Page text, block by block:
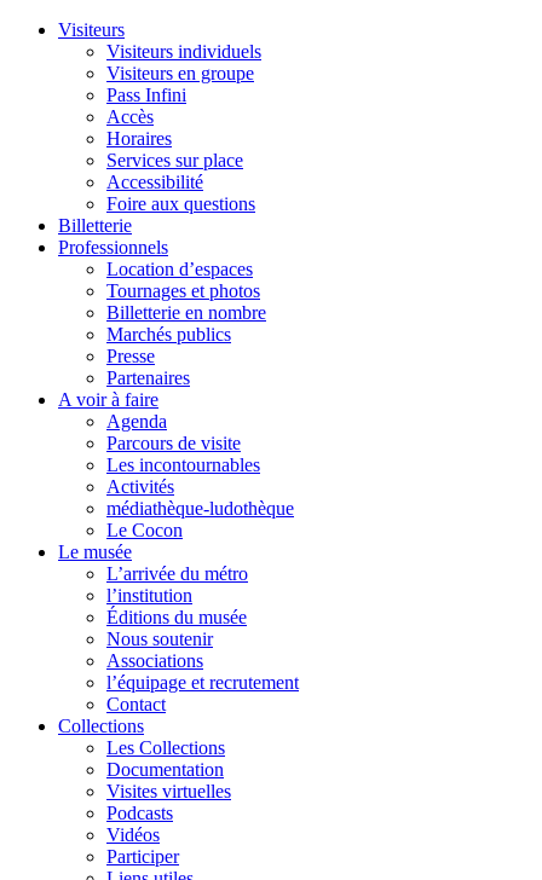
Visiteurs
Visiteurs individuels
Visiteurs en groupe
Pass Infini
Accès
Horaires
Services sur place
Accessibilité
Foire aux questions
Billetterie
Professionnels
Location d’espaces
Tournages et photos
Billetterie en nombre
Marchés publics
Presse
Partenaires
A voir à faire
Agenda
Parcours de visite
Les incontournables
Activités
médiathèque-ludothèque
Le Cocon
Le musée
L’arrivée du métro
l’institution
Éditions du musée
Nous soutenir
Associations
l’équipage et recrutement
Contact
Collections
Les Collections
Documentation
Visites virtuelles
Podcasts
Vidéos
Participer